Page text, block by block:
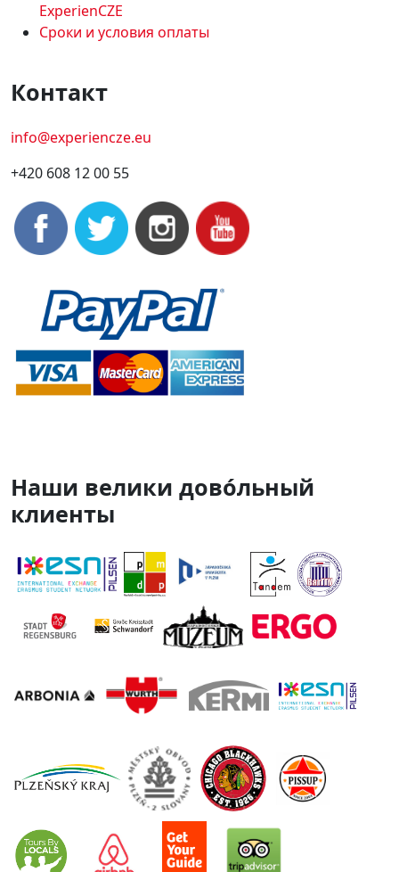
ExperienCZE
Сроки и условия оплаты
Контакт
info@experiencze.eu
+420 608 12 00 55
Наши велики дово́льный
клиенты